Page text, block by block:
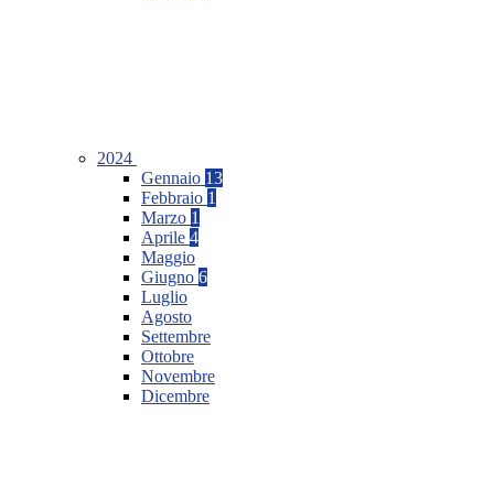
2024
Gennaio 13
Febbraio 1
Marzo 1
Aprile 4
Maggio
Giugno 6
Luglio
Agosto
Settembre
Ottobre
Novembre
Dicembre